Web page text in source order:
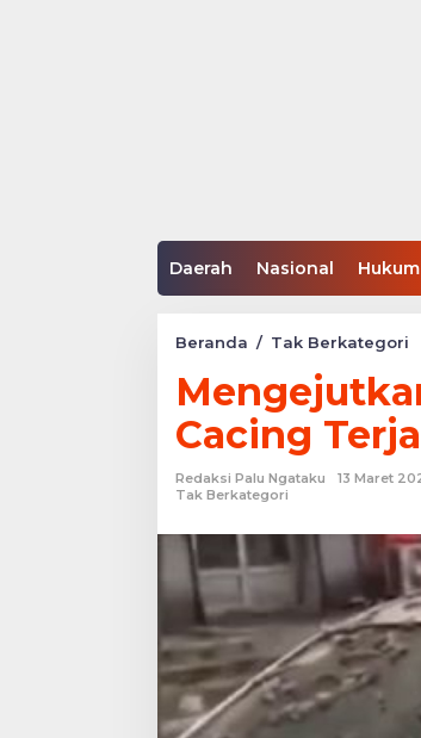
Daerah Nasional
Beranda / Tak Berkategori
Cacing
Redaksi Palu Ngataku
13 Maret
Tak Berkategori